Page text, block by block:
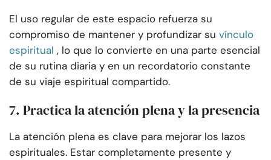
El uso regular de este espacio refuerza su
compromiso de mantener y profundizar su vínculo
espiritual , lo que lo convierte en una parte esencial
de su rutina diaria y en un recordatorio constante
de su viaje espiritual compartido.
7. Practica la atención plena y la presencia
La atención plena es clave para mejorar los lazos
espirituales. Estar completamente presente y